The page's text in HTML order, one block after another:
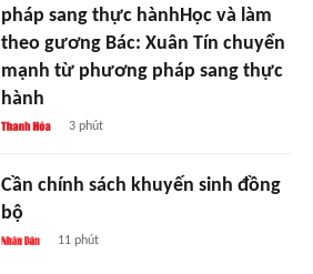
pháp sang thực hànhHọc và làm
theo gương Bác: Xuân Tín chuyển
mạnh từ phương pháp sang thực
hành
3 phút
Cần chính sách khuyến sinh đồng
bộ
11 phút